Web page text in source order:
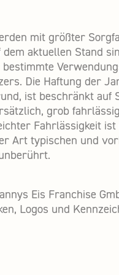
mit größter
aktuellen Stand
Die Haftung der
ist beschränkt auf
grob
Fahrlässigkeit
Art typischen und
Eis Franchise
Logos und